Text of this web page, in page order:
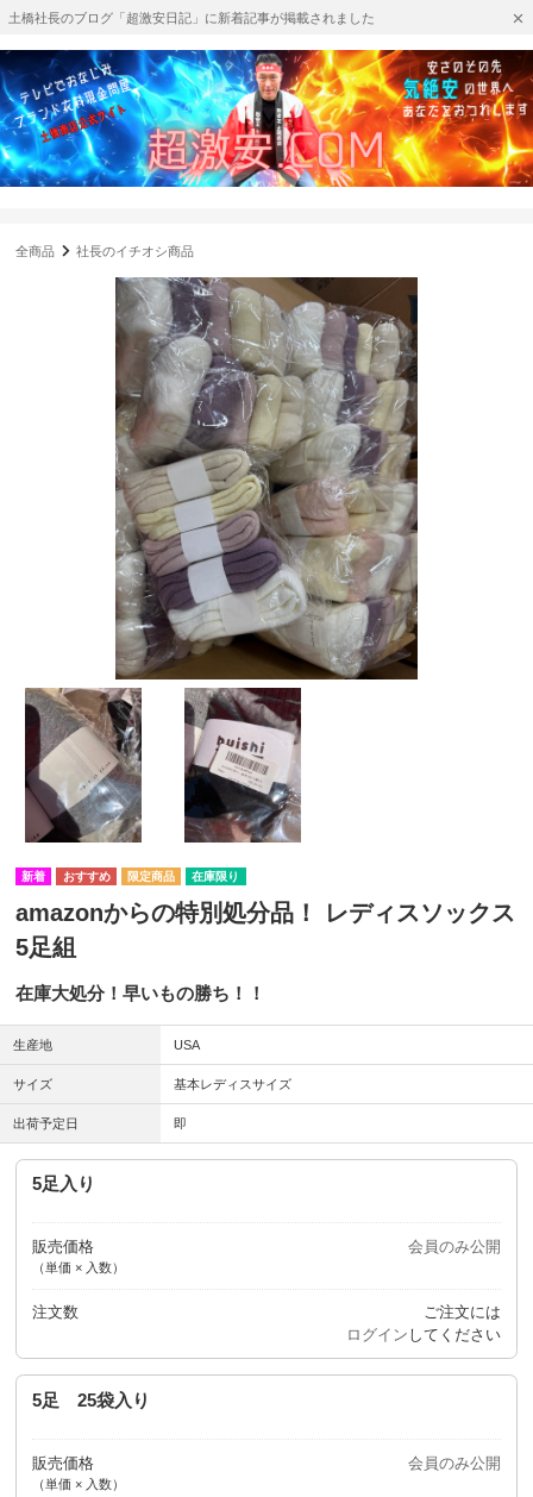
土橋社長のブログ「超激安日記」に新着記事が掲載されました
全商品 社長のイチオシ商品
在庫限り
amazonからの特別処分品！ レディスソックス
5足組
在庫大処分！早いもの勝ち！！
生産地 USA
サイズ 基本レディスサイズ
出荷予定日 即
5足入り
販売価格
（単価 × 入数）
会員のみ公開
注文数
ご注文には
ログイン してください
5足 25袋入り
販売価格
（単価 × 入数）
会員のみ公開